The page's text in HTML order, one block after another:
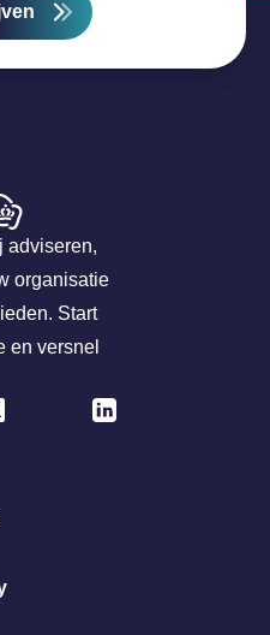
adviseren,
organisatie
Start
en versnel